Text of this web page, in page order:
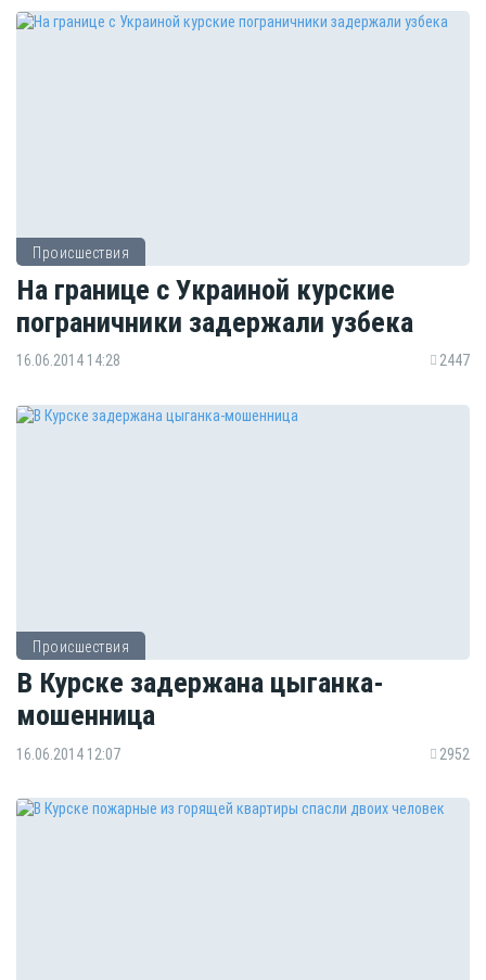
Происшествия
На границе с Украиной курские
пограничники задержали узбека
16.06.2014 14:28 2447
Происшествия
В Курске задержана цыганка-
мошенница
16.06.2014 12:07 2952